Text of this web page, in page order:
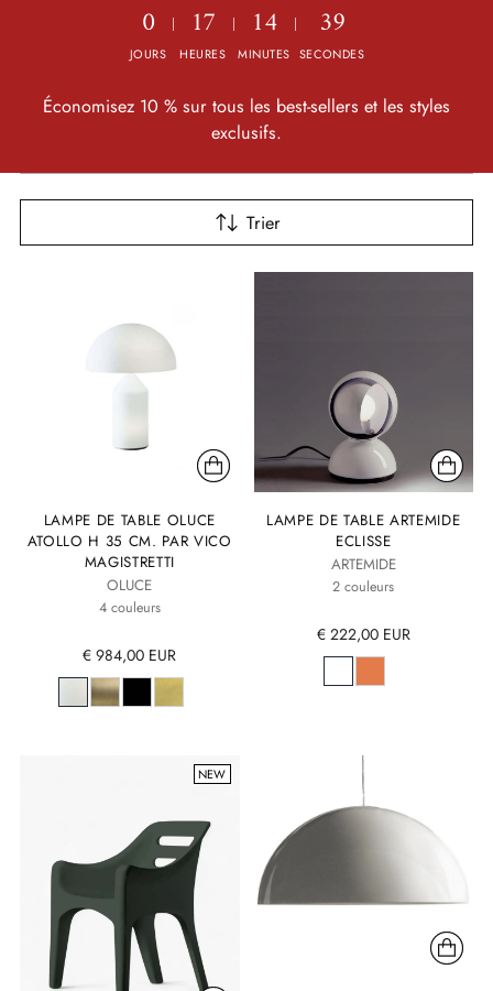
0
JOURS
17
HEURES
14
MINUTES
38
SECONDES
Économisez 10 % sur tous les best-sellers et les styles
exclusifs.
Trier
LAMPE DE TABLE OLUCE
ATOLLO H 35 CM. PAR VICO
MAGISTRETTI
OLUCE
4 couleurs
€ 984,00 EUR
LAMPE DE TABLE ARTEMIDE
ECLISSE
ARTEMIDE
2 couleurs
€ 222,00 EUR
NEW